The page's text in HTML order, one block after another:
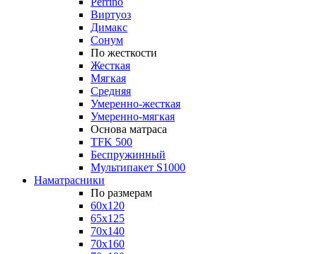
Виртуоз
Димакс
Сонум
По жесткости
Жесткая
Мягкая
Средняя
Умеренно-жесткая
Умеренно-мягкая
Основа матраса
TFK 500
Беспружинный
Мультипакет S1000
Наматрасники
По размерам
60x120
65x125
70x140
70x160